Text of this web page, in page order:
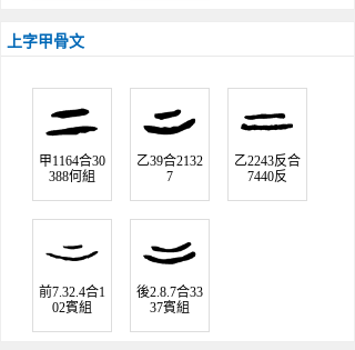
上字甲骨文
甲1164合30
388何組
乙39合2132
7
乙2243反合
7440反
前7.32.4合1
02賓組
後2.8.7合33
37賓組